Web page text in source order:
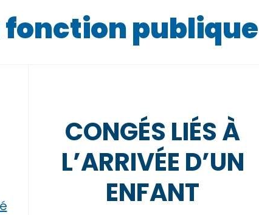
fonction publique
CONGÉS LIÉS À
L’ARRIVÉE D’UN
ENFANT